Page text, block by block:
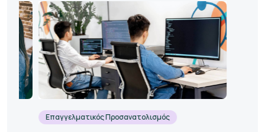
Επαγγελματικός Προσανατολισμός